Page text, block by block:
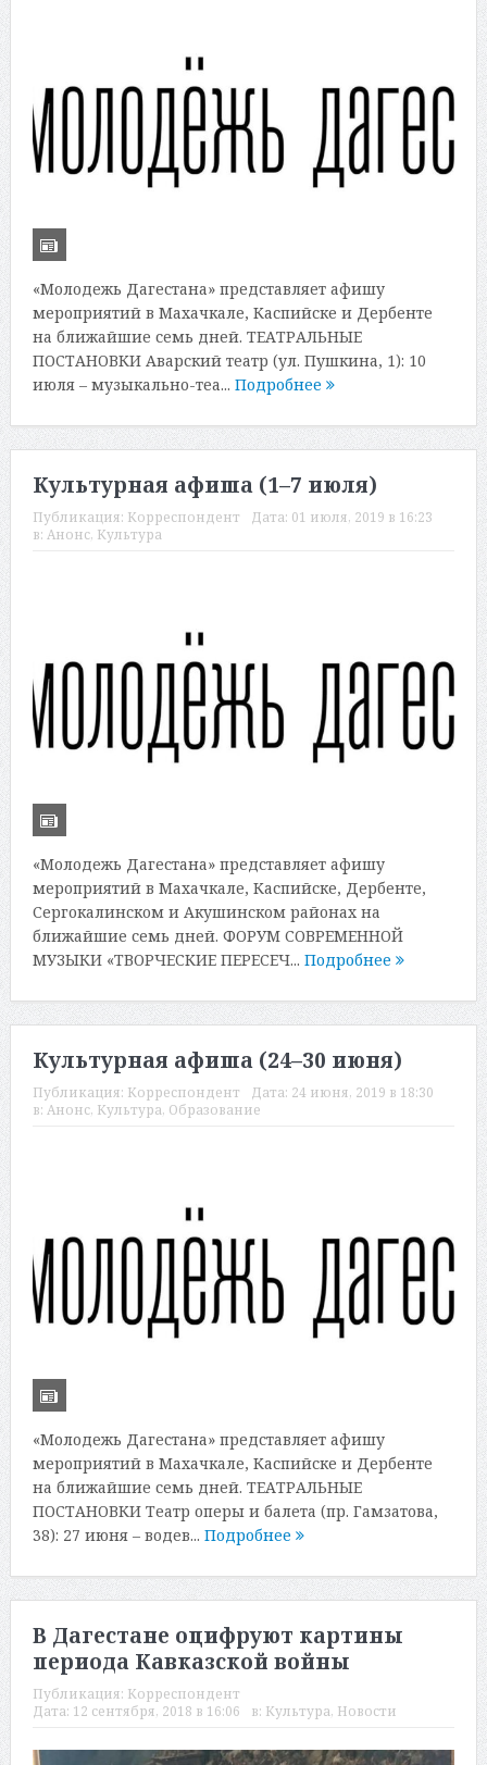
«Молодежь Дагестана» представляет афишу
мероприятий в Махачкале, Каспийске и Дербенте
на ближайшие семь дней. ТЕАТРАЛЬНЫЕ
ПОСТАНОВКИ Аварский театр (ул. Пушкина, 1): 10
июля – музыкально-теа... Подробнее
Культурная афиша (1–7 июля)
Публикация: Корреспондент Дата: 01 июля, 2019 в 16:23
в: Анонс, Культура
«Молодежь Дагестана» представляет афишу
мероприятий в Махачкале, Каспийске, Дербенте,
Сергокалинском и Акушинском районах на
ближайшие семь дней. ФОРУМ СОВРЕМЕННОЙ
МУЗЫКИ «ТВОРЧЕСКИЕ ПЕРЕСЕЧ... Подробнее
Культурная афиша (24–30 июня)
Публикация: Корреспондент Дата: 24 июня, 2019 в 18:30
в: Анонс, Культура, Образование
«Молодежь Дагестана» представляет афишу
мероприятий в Махачкале, Каспийске и Дербенте
на ближайшие семь дней. ТЕАТРАЛЬНЫЕ
ПОСТАНОВКИ Театр оперы и балета (пр. Гамзатова,
38): 27 июня – водев... Подробнее
В Дагестане оцифруют картины
периода Кавказской войны
Публикация: Корреспондент
Дата: 12 сентября, 2018 в 16:06 в: Культура, Новости